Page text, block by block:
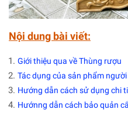
Nội dung bài viết:
Giới thiệu qua về Thùng rượu
Tác dụng của sản phẩm
Hướng dẫn cách sử dụng chi
Hướnng dẫn cách bảo quản